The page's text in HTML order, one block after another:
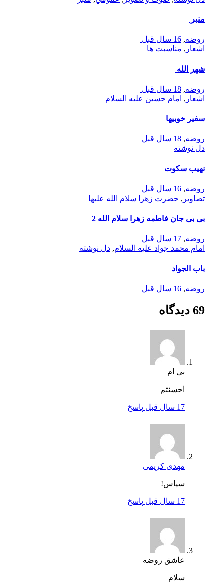
16 سال قبل
مناسبت ها
الله
18 سال قبل
امام حسین علیه السلام
خوبیها
18 سال قبل
نوشته
سکوت
16 سال قبل
حضرت زهرا سلام الله علیها
بی جان فاطمه زهرا سلام الله 2
17 سال قبل
محمد جواد علیه السلام, دل نوشته
الجواد
16 سال قبل
پاسخ
مهدی کریمی
پاسخ
عاشق روضه